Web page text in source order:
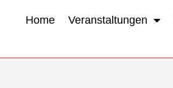
Home Veranstaltungen